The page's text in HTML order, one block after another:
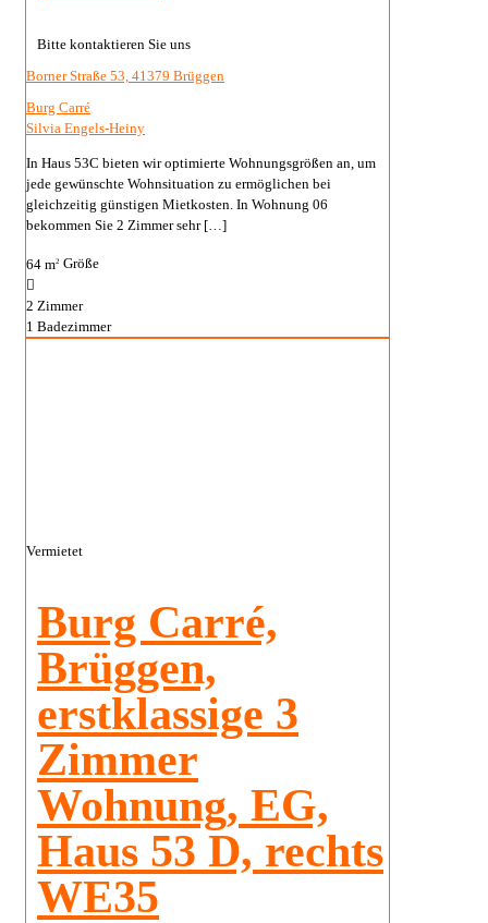
Bitte kontaktieren Sie uns
Borner Straße 53, 41379 Brüggen
Burg Carré
Silvia Engels-Heiny
In Haus 53C bieten wir optimierte Wohnungsgrößen an, um
jede gewünschte Wohnsituation zu ermöglichen bei
gleichzeitig günstigen Mietkosten. In Wohnung 06
bekommen Sie 2 Zimmer sehr[…]
64 m2 Größe
2 Zimmer
1 Badezimmer
Vermietet
Burg Carré,
Brüggen,
erstklassige 3
Zimmer
Wohnung, EG,
Haus 53 D, rechts
WE35